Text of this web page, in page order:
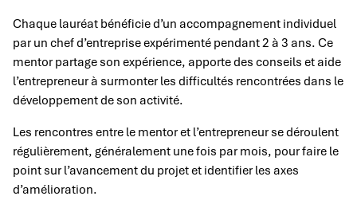
Chaque lauréat bénéficie d’un accompagnement individuel
par un chef d’entreprise expérimenté pendant 2 à 3 ans. Ce
mentor partage son expérience, apporte des conseils et aide
l’entrepreneur à surmonter les difficultés rencontrées dans le
développement de son activité.
Les rencontres entre le mentor et l’entrepreneur se déroulent
régulièrement, généralement une fois par mois, pour faire le
point sur l’avancement du projet et identifier les axes
d’amélioration.